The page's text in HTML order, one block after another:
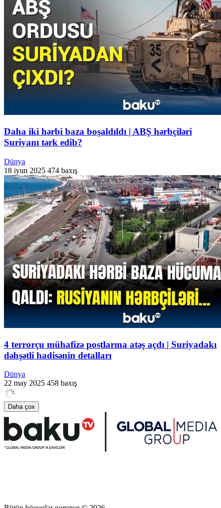
Daha iki hərbi baza boşaldıldı | ABŞ hərbçiləri
Suriyanı tərk edib?
Dünya
18 iyun 2025 474 baxış
4 terrorçu mühafizə postlarına atəş açdı | Suriyadakı
dəhşətli hadisənin detalları
Dünya
22 may 2025 458 baxış
Daha çox